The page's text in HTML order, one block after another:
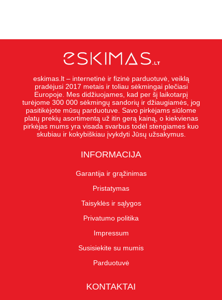
eskimas.lt – internetinė ir fizinė parduotuvė, veiklą
pradėjusi 2017 metais ir toliau sėkmingai plečiasi
Europoje. Mes didžiuojames, kad per šį laikotarpį
turėjome 300 000 sėkmingų sandorių ir džiaugiamės, jog
pasitikėjote mūsų parduotuve. Savo pirkėjams siūlome
platų prekių asortimentą už itin gerą kainą, o kiekvienas
pirkėjas mums yra visada svarbus todėl stengiames kuo
skubiau ir kokybiškiau įvykdyti Jūsų užsakymus.
INFORMACIJA
Garantija ir grąžinimas
Pristatymas
Taisyklės ir sąlygos
Privatumo politika
Impressum
Susisiekite su mumis
Parduotuvė
KONTAKTAI